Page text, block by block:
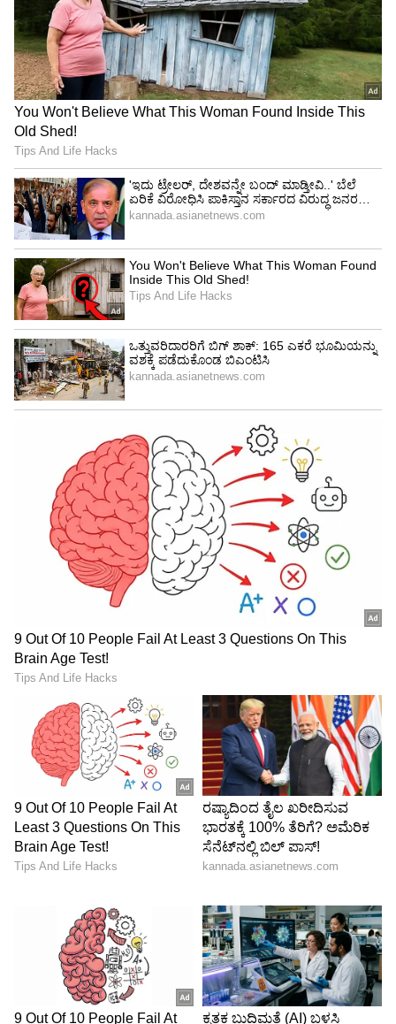
ತೈಲ ಖರೀದಿಗಾಗಿ ಸರದಿ ಸಾಲಿನಲ್ಲಿ ನಿಂತ ಇಬ್ಬರು ಸಾವನ್ನಪಿದ
ಘಟನೆಯೂ ಶ್ರೀಲಂಕಾದಲ್ಲಿ ನಡೆದಿದೆ. ಲಂಕಾ ಪರಿಸ್ಥಿತ
ಘನಘೋರವಾಗಿದೆ.